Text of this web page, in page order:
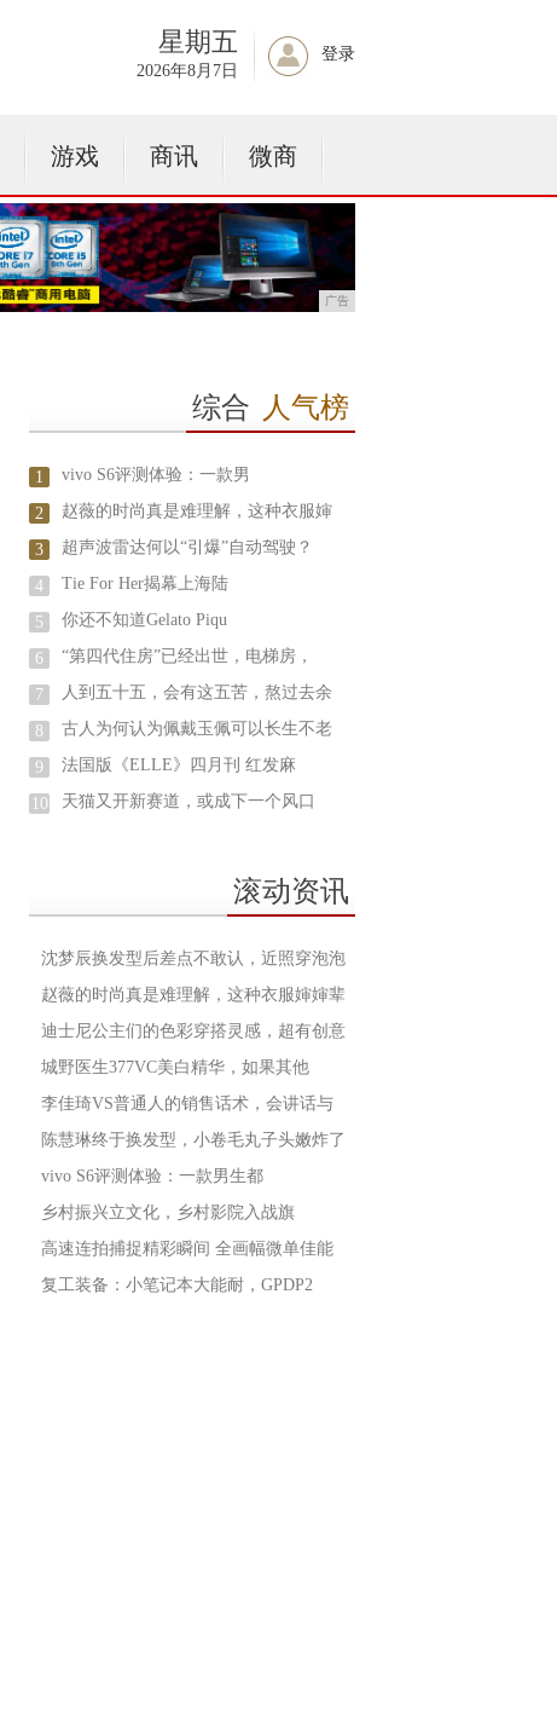
星期五
2026年8月7日
登录
游戏 商讯 微商
广告
综合 人气榜
1 ​vivo S6评测体验：一款男
2 赵薇的时尚真是难理解，这种衣服婶
3 超声波雷达何以“引爆”自动驾驶？
4 Tie For Her揭幕上海陆
5 你还不知道Gelato Piqu
6 “第四代住房”已经出世，电梯房，
7 人到五十五，会有这五苦，熬过去余
8 古人为何认为佩戴玉佩可以长生不老
9 法国版《ELLE》四月刊 红发麻
10 天猫又开新赛道，或成下一个风口
滚动资讯
沈梦辰换发型后差点不敢认，近照穿泡泡
赵薇的时尚真是难理解，这种衣服婶婶辈
迪士尼公主们的色彩穿搭灵感，超有创意
城野医生377VC美白精华，如果其他
李佳琦VS普通人的销售话术，会讲话与
陈慧琳终于换发型，小卷毛丸子头嫩炸了
​vivo S6评测体验：一款男生都
乡村振兴立文化，乡村影院入战旗
高速连拍捕捉精彩瞬间 全画幅微单佳能
复工装备：小笔记本大能耐，GPDP2